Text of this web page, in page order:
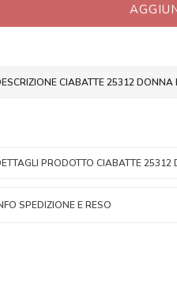
CIABATTE 25312 DONNA
PRODOTTO CIABATTE 25312
SPEDIZIONE E RESO